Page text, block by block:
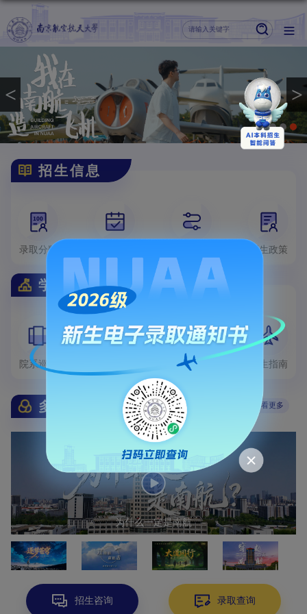
< >
招生信息
录取分数 招生政策
学校介绍
院系巡礼 走进南航 招生指南
多彩南航 查看更多
为什么一定是南航
招生咨询 录取查询